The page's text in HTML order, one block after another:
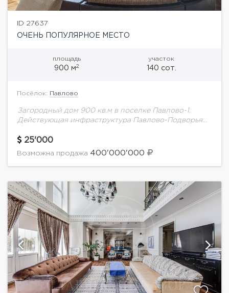
ID 27637
ОЧЕНЬ ПОПУЛЯРНОЕ МЕСТО
площадь
900 м2
участок
140 сот.
Посёлок: Павлово
Загородный дом 900 кв.м в поселке Павлово-1.
Действующая инфраструктура Павлово-Подворья
магазины, рестораны, кафе, бытовыми
службами).Великолепный прилесной участок 140
25'000
Возможна продажа 400'000'000